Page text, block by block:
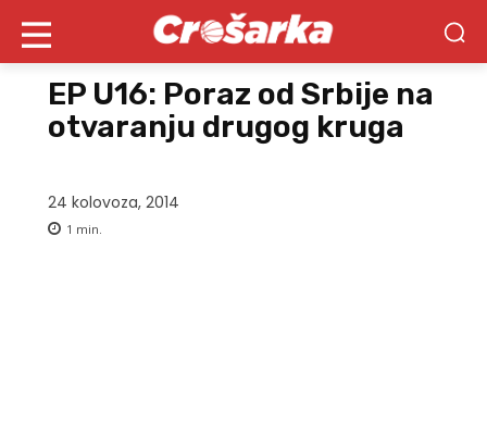
EP U16: Poraz od Srbije na
otvaranju drugog kruga
24 kolovoza, 2014
1 min.